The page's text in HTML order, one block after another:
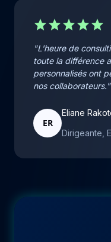
starstarstarstarstar
"L'heure de
toute la différence
personnalisés ont
nos collaborateurs."
ER
Eliane
Dirigeante,